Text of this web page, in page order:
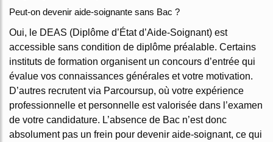
Peut-on devenir aide-soignante sans Bac ?
Oui, le DEAS (Diplôme d’État d’Aide-Soignant) est
accessible sans condition de diplôme préalable. Certains
instituts de formation organisent un concours d’entrée qui
évalue vos connaissances générales et votre motivation.
D’autres recrutent via Parcoursup, où votre expérience
professionnelle et personnelle est valorisée dans l’examen
de votre candidature. L’absence de Bac n’est donc
absolument pas un frein pour devenir aide-soignant, ce qui